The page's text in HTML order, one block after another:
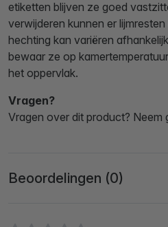
etiketten blijven ze goed
verwijderen kunnen er
hechting kan variëren
bewaar ze op
het oppervlak.
Vragen?
Vragen over dit product? Neem
Beoordelingen (0)